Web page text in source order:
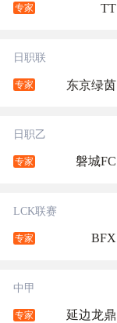
专家 TT
日职联
专家 东京绿茵
日职乙
专家 磐城FC
LCK联赛
专家 BFX
中甲
专家 延边龙鼎